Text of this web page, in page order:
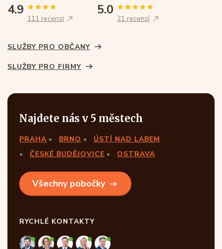
4.9
111 recenzí
5.0
21 recenzí
SLUŽBY PRO OBČANY
SLUŽBY PRO FIRMY
Najdete nás v 5 městech
PRAHA BRNO
ÚSTÍ NAD LABEM
ČESKÉ BUDĚJOVICE
OSTRAVA
Všechny pobočky
RYCHLÉ KONTAKTY